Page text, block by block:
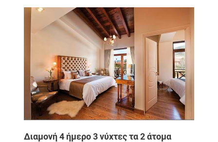
Διαμονή 4 ήμερο 3 νύχτες τα 2 άτομα